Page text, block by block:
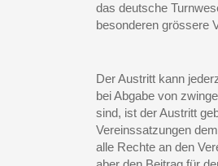
das deutsche
besonderen grössere
Der Austritt kann
bei Abgabe von
sind, ist der Austritt
Vereinssatzungen
alle Rechte an den